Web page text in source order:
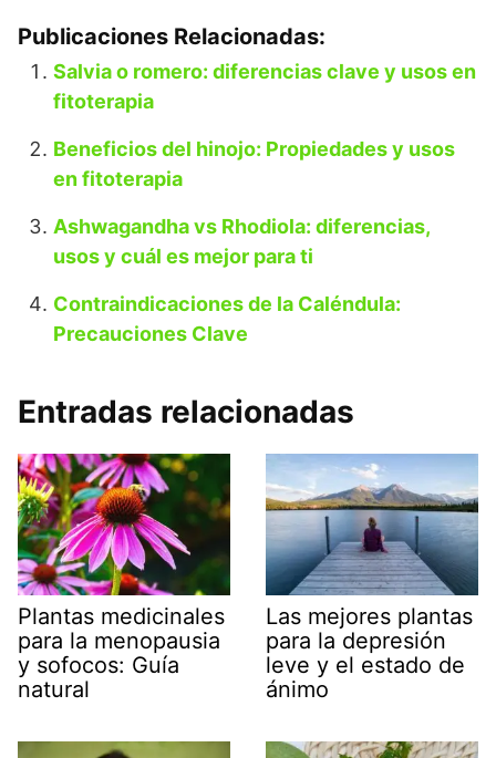
Publicaciones Relacionadas:
Salvia o romero: diferencias clave y usos en
fitoterapia
Beneficios del hinojo: Propiedades y usos
en fitoterapia
Ashwagandha vs Rhodiola: diferencias,
usos y cuál es mejor para ti
Contraindicaciones de la Caléndula:
Precauciones Clave
Entradas relacionadas
Plantas medicinales
para la menopausia
y sofocos: Guía
natural
Las mejores plantas
para la depresión
leve y el estado de
ánimo